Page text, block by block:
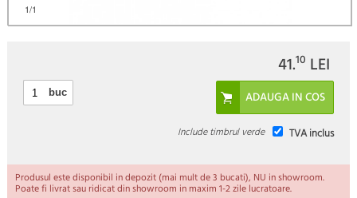
1/1
41.10 LEI
buc
TVA inclus
Include timbrul verde
Produsul este disponibil in depozit (mai mult de 3 bucati), NU in showroom.
Poate fi livrat sau ridicat din showroom in maxim 1-2 zile lucratoare.